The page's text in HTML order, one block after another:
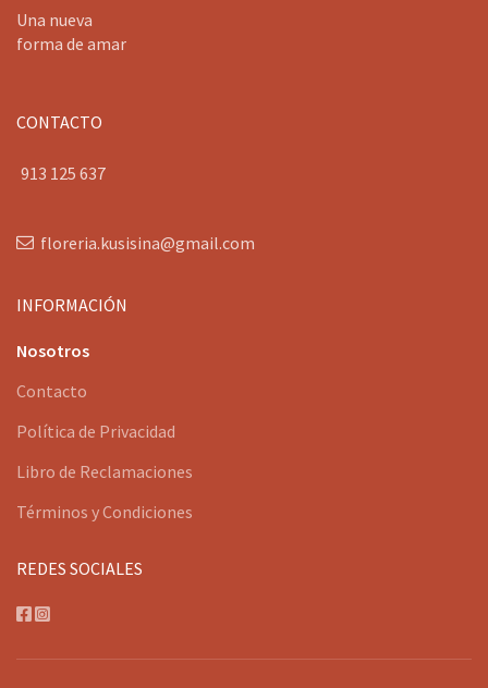
Una nueva
forma de amar
CONTACTO
913 125 637
floreria.kusisina@gmail.com
INFORMACIÓN
Nosotros
Contacto
Política de Privacidad
Libro de Reclamaciones
Términos y Condiciones
REDES SOCIALES